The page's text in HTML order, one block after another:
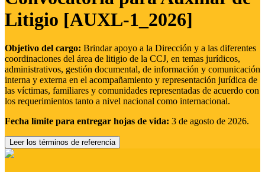
Litigio [AUXL-1_2026]
Objetivo del cargo: Brindar apoyo a la Dirección y a las diferentes
coordinaciones del área de litigio de la CCJ, en temas jurídicos,
administrativos, gestión documental, de información y comunicación
interna y externa en el acompañamiento y representación jurídica de
las víctimas, familiares y comunidades representadas de acuerdo con
los requerimientos tanto a nivel nacional como internacional.
Fecha límite para entregar hojas de vida: 3 de agosto de 2026.
Leer los términos de referencia